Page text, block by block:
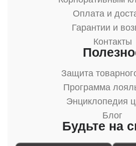
Оплата и
Гарантии и
Контакты
Защита
Программа
Энциклопедия
Блог
Будьте на